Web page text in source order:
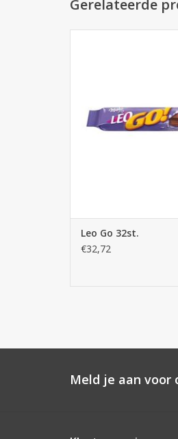
Gerelateerde
Leo Go 32st.
€32,72
Meld je aan voor